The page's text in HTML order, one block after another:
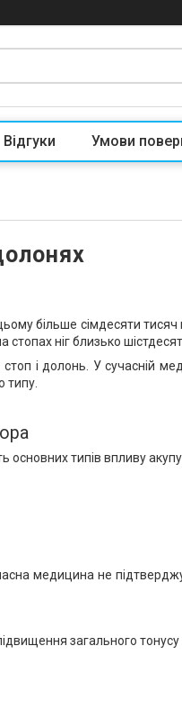
Відгуки Умови
більше сімдесяти
стопах ніг близько
і долонь. У сучасній
типу.
основних типів впливу
медицина не
загального тонусу